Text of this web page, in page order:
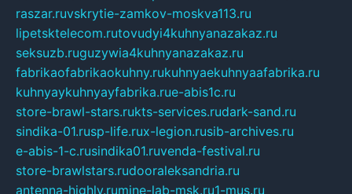
raszar.ruvskrytie-zamkov-moskva113.ru
lipetsktelecom.rutovudyi4kuhnyanazakaz.ru
seksuzb.ruguzywia4kuhnyanazakaz.ru
fabrikaofabrikaokuhny.rukuhnyaekuhnyaafabrika.ru
kuhnyaykuhnyayfabrika.rue-abis1c.ru
store-brawl-stars.rukts-services.rudark-sand.ru
sindika-01.rusp-life.rux-legion.rusib-archives.ru
e-abis-1-c.rusindika01.ruvenda-festival.ru
store-brawlstars.rudooraleksandria.ru
antenna-highly.rumine-lab-msk.ru1-mus.ru